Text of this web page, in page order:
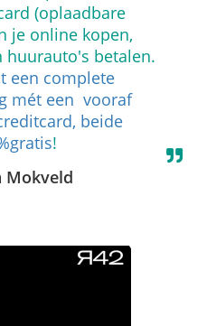
(oplaadbare
je online kopen,
huurauto's betalen.
een complete
mét een vooraf
beide
!
Mokveld